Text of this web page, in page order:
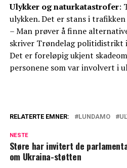
Ulykker og naturkatastrofer:
ulykken. Det er stans i
– Man prøver å finne
skriver Trøndelag politidistrikt
Det er foreløpig ukjent
personene som var involvert i
RELATERTE EMNER: LUNDAMO
NESTE
Støre har invitert de
om Ukraina-støtten